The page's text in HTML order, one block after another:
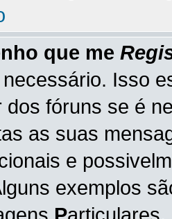
que me
Isso
dos fóruns se é
as suas
e
exemplos